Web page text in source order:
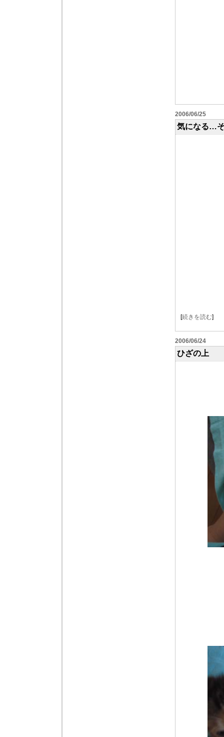
2006/06/25
気になる…
[続きを読む]
2006/06/24
ひざの上